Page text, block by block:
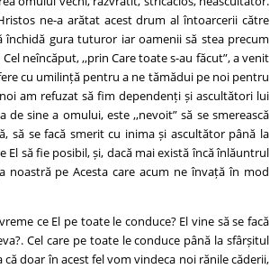
ne-a arătat acest drum al întoarcerii către
gura tuturor iar oamenii să stea precum
neîncăput, ,,prin Care toate s-au făcut”, a venit
cu umilință pentru a ne tămădui pe noi pentru
am refuzat să fim dependenți și ascultători lui
sine a omului, este ,,nevoit” să se smerească
să se facă smerit cu inima și ascultător până la
să fie posibil, și, dacă mai există încă înlăuntrul
noastră pe Acesta care acum ne învață în mod
ce El pe toate le conduce? El vine să se facă
Cel care pe toate le conduce până la sfârșitul
doar în acest fel vom vindeca noi rănile căderii,